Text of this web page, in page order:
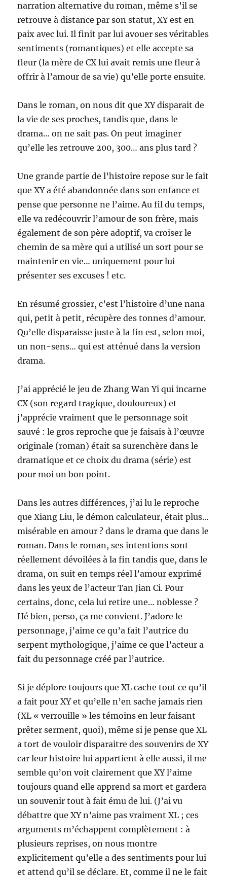
narration alternative du roman, même s’il se
retrouve à distance par son statut, XY est en
paix avec lui. Il finit par lui avouer ses véritables
sentiments (romantiques) et elle accepte sa
fleur (la mère de CX lui avait remis une fleur à
offrir à l’amour de sa vie) qu’elle porte ensuite.
Dans le roman, on nous dit que XY disparait de
la vie de ses proches, tandis que, dans le
drama… on ne sait pas. On peut imaginer
qu’elle les retrouve 200, 300… ans plus tard ?
Une grande partie de l’histoire repose sur le fait
que XY a été abandonnée dans son enfance et
pense que personne ne l’aime. Au fil du temps,
elle va redécouvrir l’amour de son frère, mais
également de son père adoptif, va croiser le
chemin de sa mère qui a utilisé un sort pour se
maintenir en vie… uniquement pour lui
présenter ses excuses ! etc.
En résumé grossier, c’est l’histoire d’une nana
qui, petit à petit, récupère des tonnes d’amour.
Qu’elle disparaisse juste à la fin est, selon moi,
un non-sens… qui est atténué dans la version
drama.
J’ai apprécié le jeu de Zhang Wan Yi qui incarne
CX (son regard tragique, douloureux) et
j’apprécie vraiment que le personnage soit
sauvé : le gros reproche que je faisais à l’œuvre
originale (roman) était sa surenchère dans le
dramatique et ce choix du drama (série) est
pour moi un bon point.
Dans les autres différences, j’ai lu le reproche
que Xiang Liu, le démon calculateur, était plus…
misérable en amour ? dans le drama que dans le
roman. Dans le roman, ses intentions sont
réellement dévoilées à la fin tandis que, dans le
drama, on suit en temps réel l’amour exprimé
dans les yeux de l’acteur Tan Jian Ci. Pour
certains, donc, cela lui retire une… noblesse ?
Hé bien, perso, ça me convient. J’adore le
personnage, j’aime ce qu’a fait l’autrice du
serpent mythologique, j’aime ce que l’acteur a
fait du personnage créé par l’autrice.
Si je déplore toujours que XL cache tout ce qu’il
a fait pour XY et qu’elle n’en sache jamais rien
(XL « verrouille » les témoins en leur faisant
prêter serment, quoi), même si je pense que XL
a tort de vouloir disparaitre des souvenirs de XY
car leur histoire lui appartient à elle aussi, il me
semble qu’on voit clairement que XY l’aime
toujours quand elle apprend sa mort et gardera
un souvenir tout à fait ému de lui. (J’ai vu
débattre que XY n’aime pas vraiment XL ; ces
arguments m’échappent complètement : à
plusieurs reprises, on nous montre
explicitement qu’elle a des sentiments pour lui
et attend qu’il se déclare. Et, comme il ne le fait